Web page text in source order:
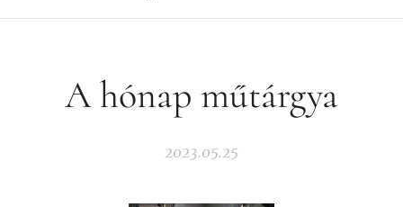
A hónap műtárgya
2023.05.25